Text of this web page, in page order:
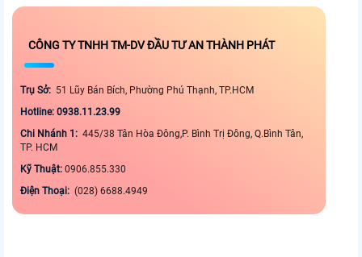
CÔNG TY TNHH TM-DV ĐẦU TƯ AN THÀNH PHÁT
Trụ Sở: 51 Lũy Bán Bích, Phường Phú Thạnh, TP.HCM
Hotline: 0938.11.23.99
Chi Nhánh 1: 445/38 Tân Hòa Đông,P. Bình Trị Đông, Q.Bình Tân,
TP. HCM
Kỹ Thuật: 0906.855.330
Điện Thoại: (028) 6688.4949